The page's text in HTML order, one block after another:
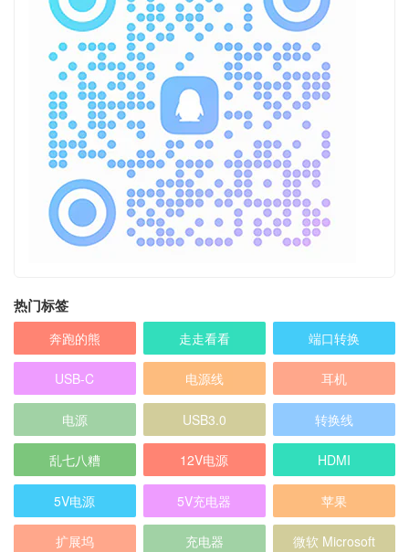
热门标签
奔跑的熊 走走看看 端口转换
USB-C 电源线 耳机
电源 USB3.0 转换线
乱七八糟 12V电源 HDMI
5V电源 5V充电器 苹果
扩展坞 充电器 微软 Microsoft